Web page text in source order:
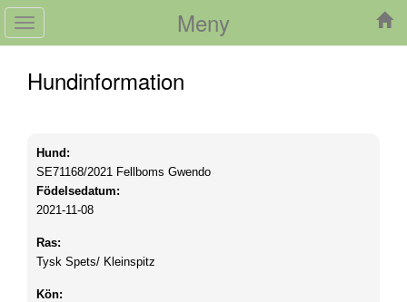
Meny
Toggle
navigation
Hundinformation
Hund:
SE71168/2021 Fellboms Gwendo
Födelsedatum:
2021-11-08
Ras:
Tysk Spets/ Kleinspitz
Kön: